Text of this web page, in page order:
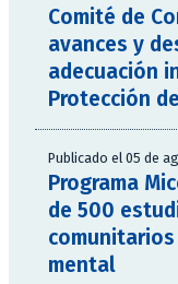
Comité de
avances y
adecuación
Protección
Publicado el 05 de
Programa
de 500
mental